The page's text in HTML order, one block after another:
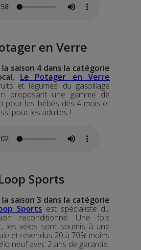
en Verre
saison 4 dans la catégorie
Le Potager en Verre
et légumes du gaspillage
proposant une gamme de
pour les bébés dès 4 mois et
pour les adultes !
Sports
saison 3 dans la catégorie
Sports est spécialiste du
reconditionné. Une fois
les vélos sont soumis à une
et revendus 20 à 70% moins
neuf avec 2 ans de garantie.